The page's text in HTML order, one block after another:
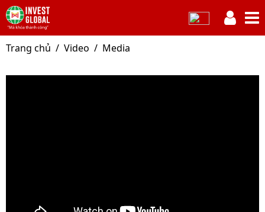
Trang chủ Video Media